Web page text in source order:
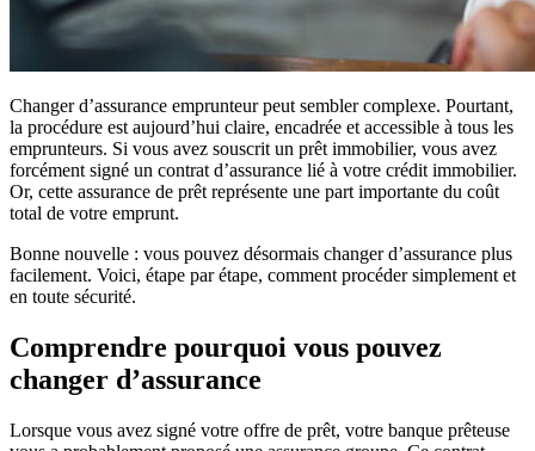
Changer d’assurance emprunteur peut sembler complexe. Pourtant,
la procédure est aujourd’hui claire, encadrée et accessible à tous les
emprunteurs. Si vous avez souscrit un prêt immobilier, vous avez
forcément signé un contrat d’assurance lié à votre crédit immobilier.
Or, cette assurance de prêt représente une part importante du coût
total de votre emprunt.
Bonne nouvelle : vous pouvez désormais changer d’assurance plus
facilement. Voici, étape par étape, comment procéder simplement et
en toute sécurité.
Comprendre pourquoi vous pouvez
changer d’assurance
Lorsque vous avez signé votre offre de prêt, votre banque prêteuse